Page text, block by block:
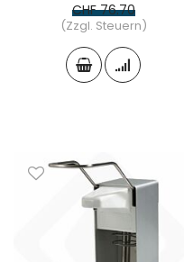
CHF 76.70
(Zzgl. Steuern)